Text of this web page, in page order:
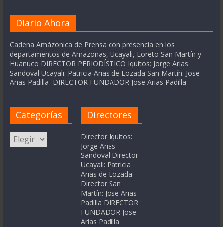
Diario Ahora
Cadena Amázonica de Prensa con presencia en los
departamentos de Amazonas, Ucayali, Loreto San Martín y
Huanuco DIRECTOR PERIODÍSTICO Iquitos: Jorge Arias
Sandoval Ucayali: Patricia Arias de Lozada San Martín: Jose
Arias Padilla DIRECTOR FUNDADOR Jose Arias Padilla
Categorías
Categorías
Directores
Director Iquitos:
Jorge Arias
Sandoval Director
Ucayali: Patricia
Arias de Lozada
Director San
Martín: Jose Arias
Padilla DIRECTOR
FUNDADOR Jose
Arias Padilla